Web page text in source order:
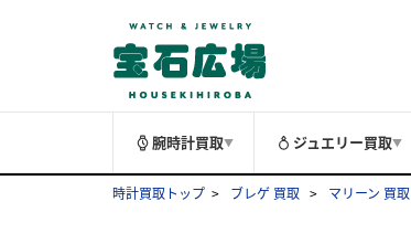
腕時計買取▼ ジュエリー買取▼
時計買取トップ ブレゲ 買取 マリーン 買取